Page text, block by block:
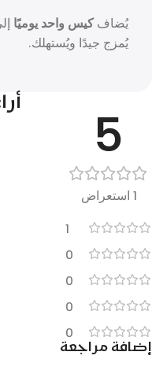
يُضافكيس واحد يوميًا
يُمزج جيدًا ويُستهلك.
5
1 استعراض
1
0
0
0
0
إضافة مراجعة